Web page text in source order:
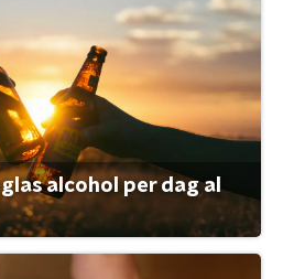
alcohol per dag al